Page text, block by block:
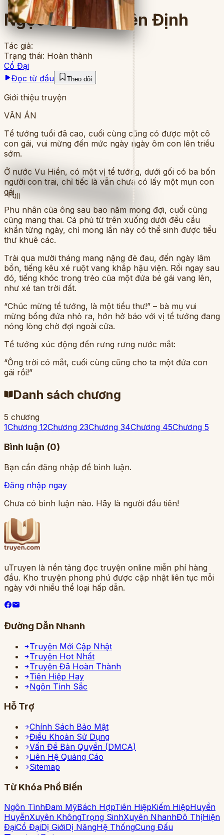
Full
Ngọc Duyên Thiên Định
Tác giả:
Trạng thái: Hoàn thành
Cổ Đại
Đọc từ đầu
Theo dõi
Giới thiệu truyện
VĂN ÁN
Tể tướng tuổi đã cao, cuối cùng cũng có được một cô
con gái, vui mừng đến mức ngày ngày ôm con lên triều
sớm.
Ở nước Vu Hiền, có một vị tể tướng, dưới gối có ba bốn
người con trai, chỉ tiếc là vẫn chưa có lấy một mụn con
gái.
Phu nhân của ông sau bao năm mong đợi, cuối cùng
cũng mang thai. Cả phủ từ trên xuống dưới đều cầu
khẩn từng ngày, chỉ mong lần này có thể sinh được tiểu
thư khuê các.
Trải qua mười tháng mang nặng đẻ đau, đến ngày lâm
bồn, tiếng kêu xé ruột vang khắp hậu viện. Rồi ngay sau
đó, tiếng khóc trong trẻo của một đứa bé gái vang lên,
như xé tan trời đất.
“Chúc mừng tể tướng, là một tiểu thư!” – bà mụ vui
mừng bồng đứa nhỏ ra, hớn hở báo với vị tể tướng đang
nóng lòng chờ đợi ngoài cửa.
Tể tướng xúc động đến rưng rưng nước mắt:
“Ông trời có mắt, cuối cùng cũng cho ta một đứa con
gái rồi!”
Danh sách chương
5 chương
1Chương 12Chương 23Chương 34Chương 45Chương 5
Bình luận (0)
Bạn cần đăng nhập để bình luận.
Đăng nhập ngay
Chưa có bình luận nào. Hãy là người đầu tiên!
uTruyen là nền tảng đọc truyện online miễn phí hàng
đầu. Kho truyện phong phú được cập nhật liên tục mỗi
ngày với nhiều thể loại hấp dẫn.
Đường Dẫn Nhanh
Truyện Mới Cập Nhật
Truyện Hot Nhất
Truyện Đã Hoàn Thành
Tiên Hiệp Hay
Ngôn Tình Sắc
Hỗ Trợ
Chính Sách Bảo Mật
Điều Khoản Sử Dụng
Vấn Đề Bản Quyền (DMCA)
Liên Hệ Quảng Cáo
Sitemap
Từ Khóa Phổ Biến
Ngôn TìnhĐam MỹBách HợpTiên HiệpKiếm HiệpHuyền
HuyễnXuyên KhôngTrọng SinhXuyên NhanhĐô ThịHiện
ĐạiCổ ĐạiDị GiớiDị NăngHệ ThốngCung Đấu